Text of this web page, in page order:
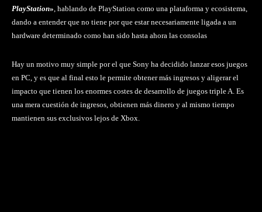
PlayStation» , hablando de PlayStation como una plataforma y ecosistema,
dando a entender que no tiene por que estar necesariamente ligada a un
hardware determinado como han sido hasta ahora las consolas
Hay un motivo muy simple por el que Sony ha decidido lanzar esos juegos
en PC, y es que al final esto le permite obtener más ingresos y aligerar el
impacto que tienen los enormes costes de desarrollo de juegos triple A. Es
una mera cuestión de ingresos, obtienen más dinero y al mismo tiempo
mantienen sus exclusivos lejos de Xbox.